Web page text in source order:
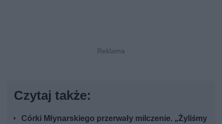
Czytaj także:
Córki Młynarskiego przerwały milczenie. „Żyliśmy